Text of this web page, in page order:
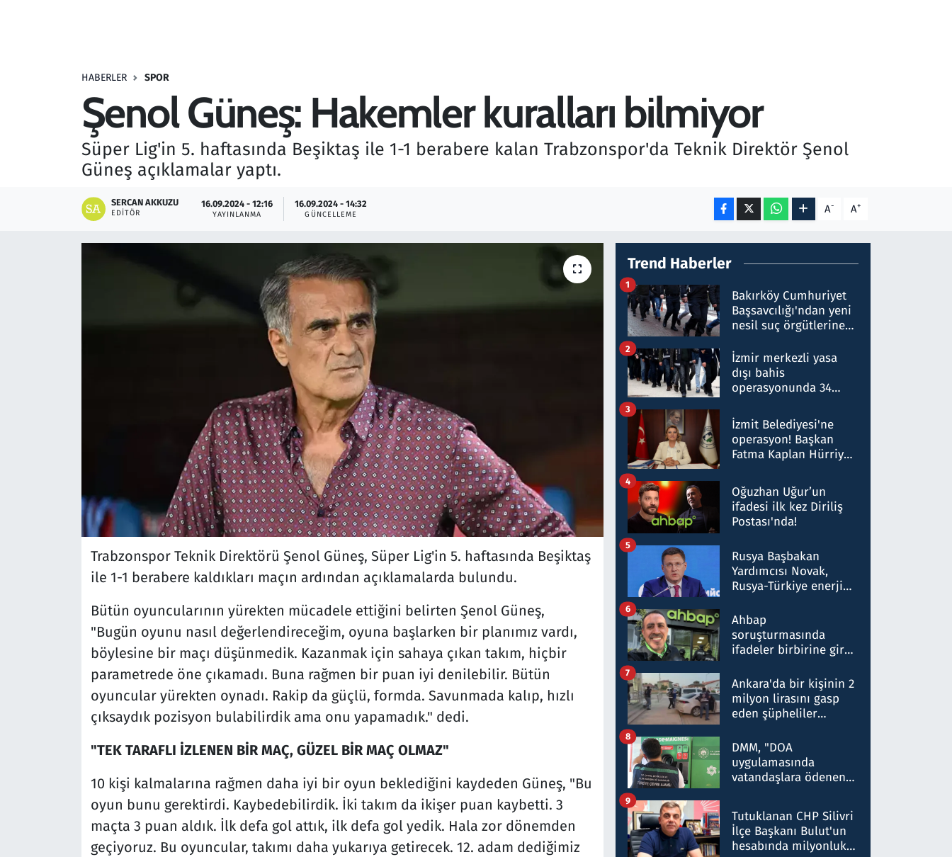
HABERLER SPOR
Şenol Güneş: Hakemler kuralları bilmiyor
Süper Lig'in 5. haftasında Beşiktaş ile 1-1 berabere kalan Trabzonspor'da Teknik Direktör Şenol
Güneş açıklamalar yaptı.
SERCAN AKKUZU
EDITÖR
16.09.2024 - 12:16
YAYINLANMA
16.09.2024 - 14:32
GÜNCELLEME A- A+
Trabzonspor Teknik Direktörü Şenol Güneş, Süper Lig'in 5. haftasında Beşiktaş
ile 1-1 berabere kaldıkları maçın ardından açıklamalarda bulundu.
Bütün oyuncularının yürekten mücadele ettiğini belirten Şenol Güneş,
"Bugün oyunu nasıl değerlendireceğim, oyuna başlarken bir planımız vardı,
böylesine bir maçı düşünmedik. Kazanmak için sahaya çıkan takım, hiçbir
parametrede öne çıkamadı. Buna rağmen bir puan iyi denilebilir. Bütün
oyuncular yürekten oynadı. Rakip da güçlü, formda. Savunmada kalıp, hızlı
çıksaydık pozisyon bulabilirdik ama onu yapamadık." dedi.
"TEK TARAFLI İZLENEN BİR MAÇ, GÜZEL BİR MAÇ OLMAZ"
10 kişi kalmalarına rağmen daha iyi bir oyun beklediğini kaydeden Güneş, "Bu
oyun bunu gerektirdi. Kaybedebilirdik. İki takım da ikişer puan kaybetti. 3
maçta 3 puan aldık. İlk defa gol attık, ilk defa gol yedik. Hala zor dönemden
geçiyoruz. Bu oyuncular, takımı daha yukarıya getirecek. 12. adam dediğimiz
Trend Haberler
Bakırköy Cumhuriyet
Başsavcılığı'ndan yeni
nesil suç örgütlerine
hakkında gözaltı kararı
1
İzmir merkezli yasa
dışı bahis
operasyonunda 34
Milyar liralık para
trafiği tespit edildi
2
İzmit Belediyesi'ne
operasyon! Başkan
Fatma Kaplan Hürriyet
3
Oğuzhan Uğur’un
ifadesi ilk kez Diriliş
Postası'nda!
4
Rusya Başbakan
Yardımcısı Novak,
Rusya-Türkiye enerji
nitelikte olduğunu
belirtti
5
Ahbap
soruşturmasında
ifadeler birbirine girdi:
ifadelerinden ortaya
çıkan tablo şok etti
6
Ankara'da bir kişinin 2
milyon lirasını gasp
eden şüpheliler
7
DMM, "DOA
uygulamasında
vatandaşlara ödenen
düşürüldüğü" iddiasını
yalanladı
8
Tutuklanan CHP Silivri
İlçe Başkanı Bulut'un
hesabında milyonluk
9
Savunma Sanayi
Seçim 2023